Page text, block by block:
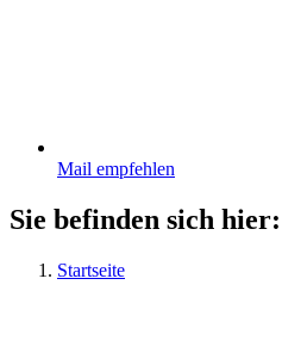
Mail empfehlen
Sie befinden sich hier:
Startseite